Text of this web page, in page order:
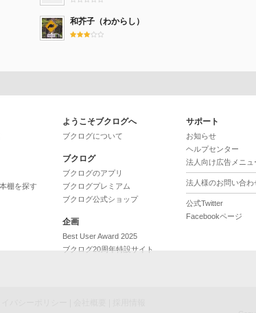
和芥子（わからし）
棚を探す
ようこそブクログへ
ブクログについて
ブクログ
ブクログのアプリ
ブクログプレミアム
ブクログ公式ショップ
企画
Best User Award 2025
ブクログ20周年特設サイト
サポート
お知らせ
ヘルプセンター
法人向け広告メニュ
法人様のお問い合わ
公式Twitter
Facebookページ